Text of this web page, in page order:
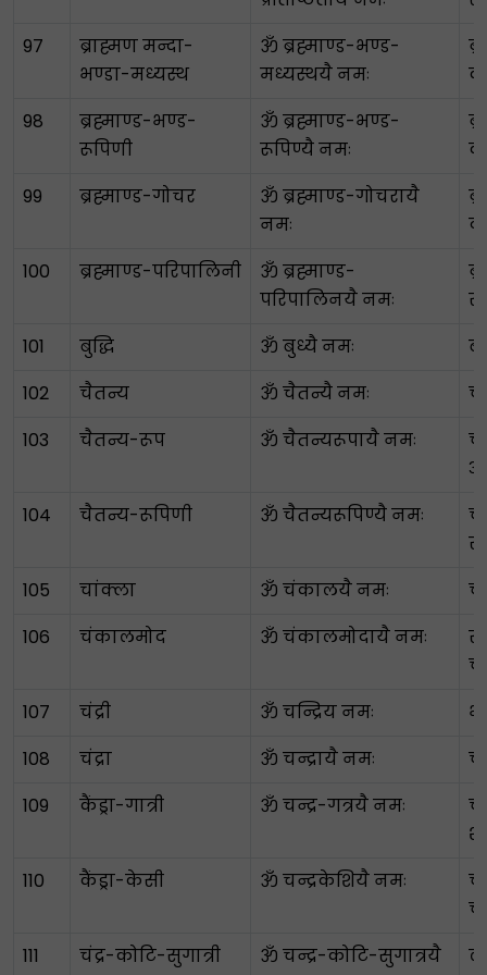
97
ब्राह्मण मन्दा-
भण्डा-मध्यस्थ
ॐ ब्रह्माण्ड-भण्ड-
मध्यस्थयै नमः
98
ब्रह्माण्ड-भण्ड-
रूपिणी
ॐ ब्रह्माण्ड-भण्ड-
रूपिण्यै नमः
99
ब्रह्माण्ड-गोचर
ॐ ब्रह्माण्ड-गोचरायै
नमः
100
ब्रह्माण्ड-परिपालिनी
ॐ ब्रह्माण्ड-
परिपालिनयै नमः
101
बुद्धि ॐ बुध्यै नमः
102
चैतन्य ॐ चैतन्यै नमः
103
चैतन्य-रूप ॐ चैतन्यरूपायै नमः
104
चैतन्य-रूपिणी ॐ चैतन्यरूपिण्यै नमः
105
चांक्ला ॐ चंकालयै नमः
106
चंकालमोद ॐ चंकालमोदायै नमः
107
चंद्री ॐ चन्द्रिय नमः
108
चंद्रा ॐ चन्द्रायै नमः
109
कैंड्रा-गात्री ॐ चन्द्र-गत्रयै नमः
110
कैंड्रा-केसी ॐ चन्द्रकेशियै नमः
111
चंद्र-कोटि-सुगात्री
ॐ चन्द्र-कोटि-सुगात्रयै